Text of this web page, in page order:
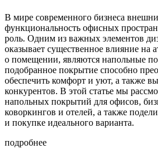
В мире современного бизнеса
функциональность офисных
роль. Одним из важных элементов
оказывает существенное влияние на
о помещении, являются напольные
подобранное покрытие способно
обеспечить комфорт и уют, а также
конкурентов. В этой статье мы
напольных покрытий для офисов,
коворкингов и отелей, а также
и покупке идеального варианта.
подробнее